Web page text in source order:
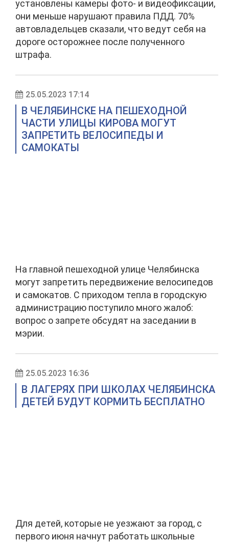
установлены камеры фото- и видеофиксации,
они меньше нарушают правила ПДД. 70%
автовладельцев сказали, что ведут себя на
дороге осторожнее после полученного
штрафа.
25.05.2023 17:14
В ЧЕЛЯБИНСКЕ НА ПЕШЕХОДНОЙ
ЧАСТИ УЛИЦЫ КИРОВА МОГУТ
ЗАПРЕТИТЬ ВЕЛОСИПЕДЫ И
САМОКАТЫ
На главной пешеходной улице Челябинска
могут запретить передвижение велосипедов
и самокатов. С приходом тепла в городскую
администрацию поступило много жалоб:
вопрос о запрете обсудят на заседании в
мэрии.
25.05.2023 16:36
В ЛАГЕРЯХ ПРИ ШКОЛАХ ЧЕЛЯБИНСКА
ДЕТЕЙ БУДУТ КОРМИТЬ БЕСПЛАТНО
Для детей, которые не уезжают за город, с
первого июня начнут работать школьные